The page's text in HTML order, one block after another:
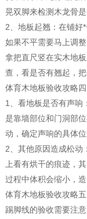
晃双脚来检测木龙骨是
2、地板起翘：在铺好
如果不平需要马上调
拿把直尺竖在实木地
查，看是否有翘起，
体育木地板验收攻略
1、看地板是否有声响
是靠墙部位和门洞部
动，确定声响的具体位
2、其他原因造成松动
上看有烘干的痕迹，
过程中体积会缩小，造
体育木地板验收攻略
踢脚线的验收需要注